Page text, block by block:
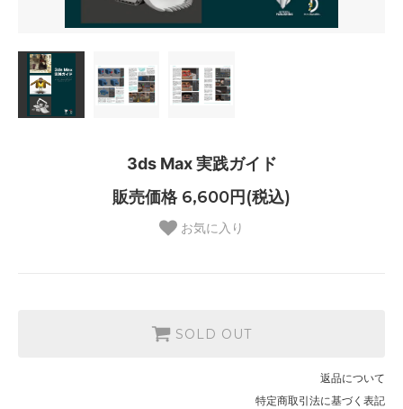
3ds Max 実践ガイド
販売価格 6,600円(税込)
お気に入り
SOLD OUT
返品について
特定商取引法に基づく表記